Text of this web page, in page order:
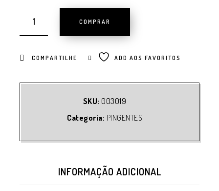
COMPRAR
COMPARTILHE ADD AOS FAVORITOS
SKU:003019
Categoria: PINGENTES
INFORMAÇÃO ADICIONAL